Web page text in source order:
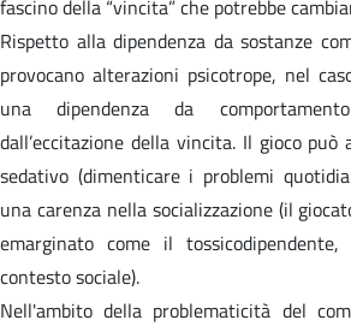
fascino della “vincita” che potrebbe
Rispetto alla dipendenza da sostanze
provocano alterazioni psicotrope, nel
una dipendenza da
dall’eccitazione della vincita. Il gioco
sedativo (dimenticare i problemi
una carenza nella socializzazione (il
emarginato come il
contesto sociale).
Nell'ambito della problematicità del